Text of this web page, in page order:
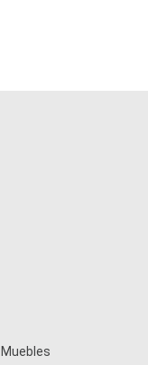
Muebles